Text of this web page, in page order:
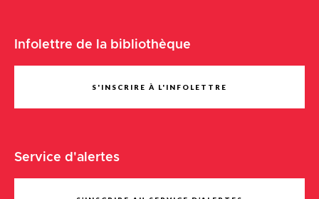
Infolettre de la bibliothèque
S'INSCRIRE À L'INFOLETTRE
Service d'alertes